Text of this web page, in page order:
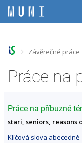
e
e
e
e
>Závěrečné práce
Práce na
Práce na příbuzné
stari, seniors, reasons
Klíčová slova abecedně